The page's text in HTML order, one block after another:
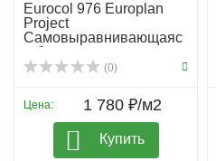
Eurocol 976 Europlan
Project
Самовыравнивающаяс
я безусадо...
(0)
Цена: 1 780 ₽/м2
Купить